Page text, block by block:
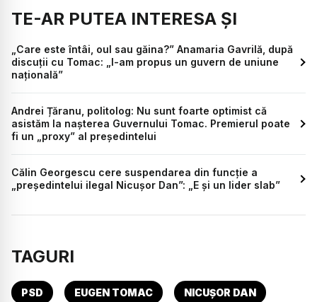
TE-AR PUTEA INTERESA ȘI
„Care este întâi, oul sau găina?” Anamaria Gavrilă, după
discuții cu Tomac: „I-am propus un guvern de uniune
națională”
Andrei Țăranu, politolog: Nu sunt foarte optimist că
asistăm la nașterea Guvernului Tomac. Premierul poate
fi un „proxy” al președintelui
Călin Georgescu cere suspendarea din funcție a
„președintelui ilegal Nicușor Dan”: „E și un lider slab”
TAGURI
PSD EUGEN TOMAC NICUȘOR DAN